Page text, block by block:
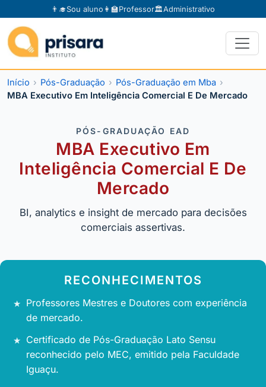
👨‍🎓Sou aluno 👩‍🏫Professor🏛️Administrativo
Início Pós-Graduação
Pós-Graduação em Mba
MBA Executivo Em Inteligência Comercial E De Mercado
PÓS-GRADUAÇÃO EAD
MBA Executivo Em
Inteligência Comercial E De
Mercado
BI, analytics e insight de mercado para decisões
comerciais assertivas.
RECONHECIMENTOS
Professores Mestres e Doutores com experiência
de mercado.
Certificado de Pós-Graduação Lato Sensu
reconhecido pelo MEC, emitido pela Faculdade
Iguaçu.